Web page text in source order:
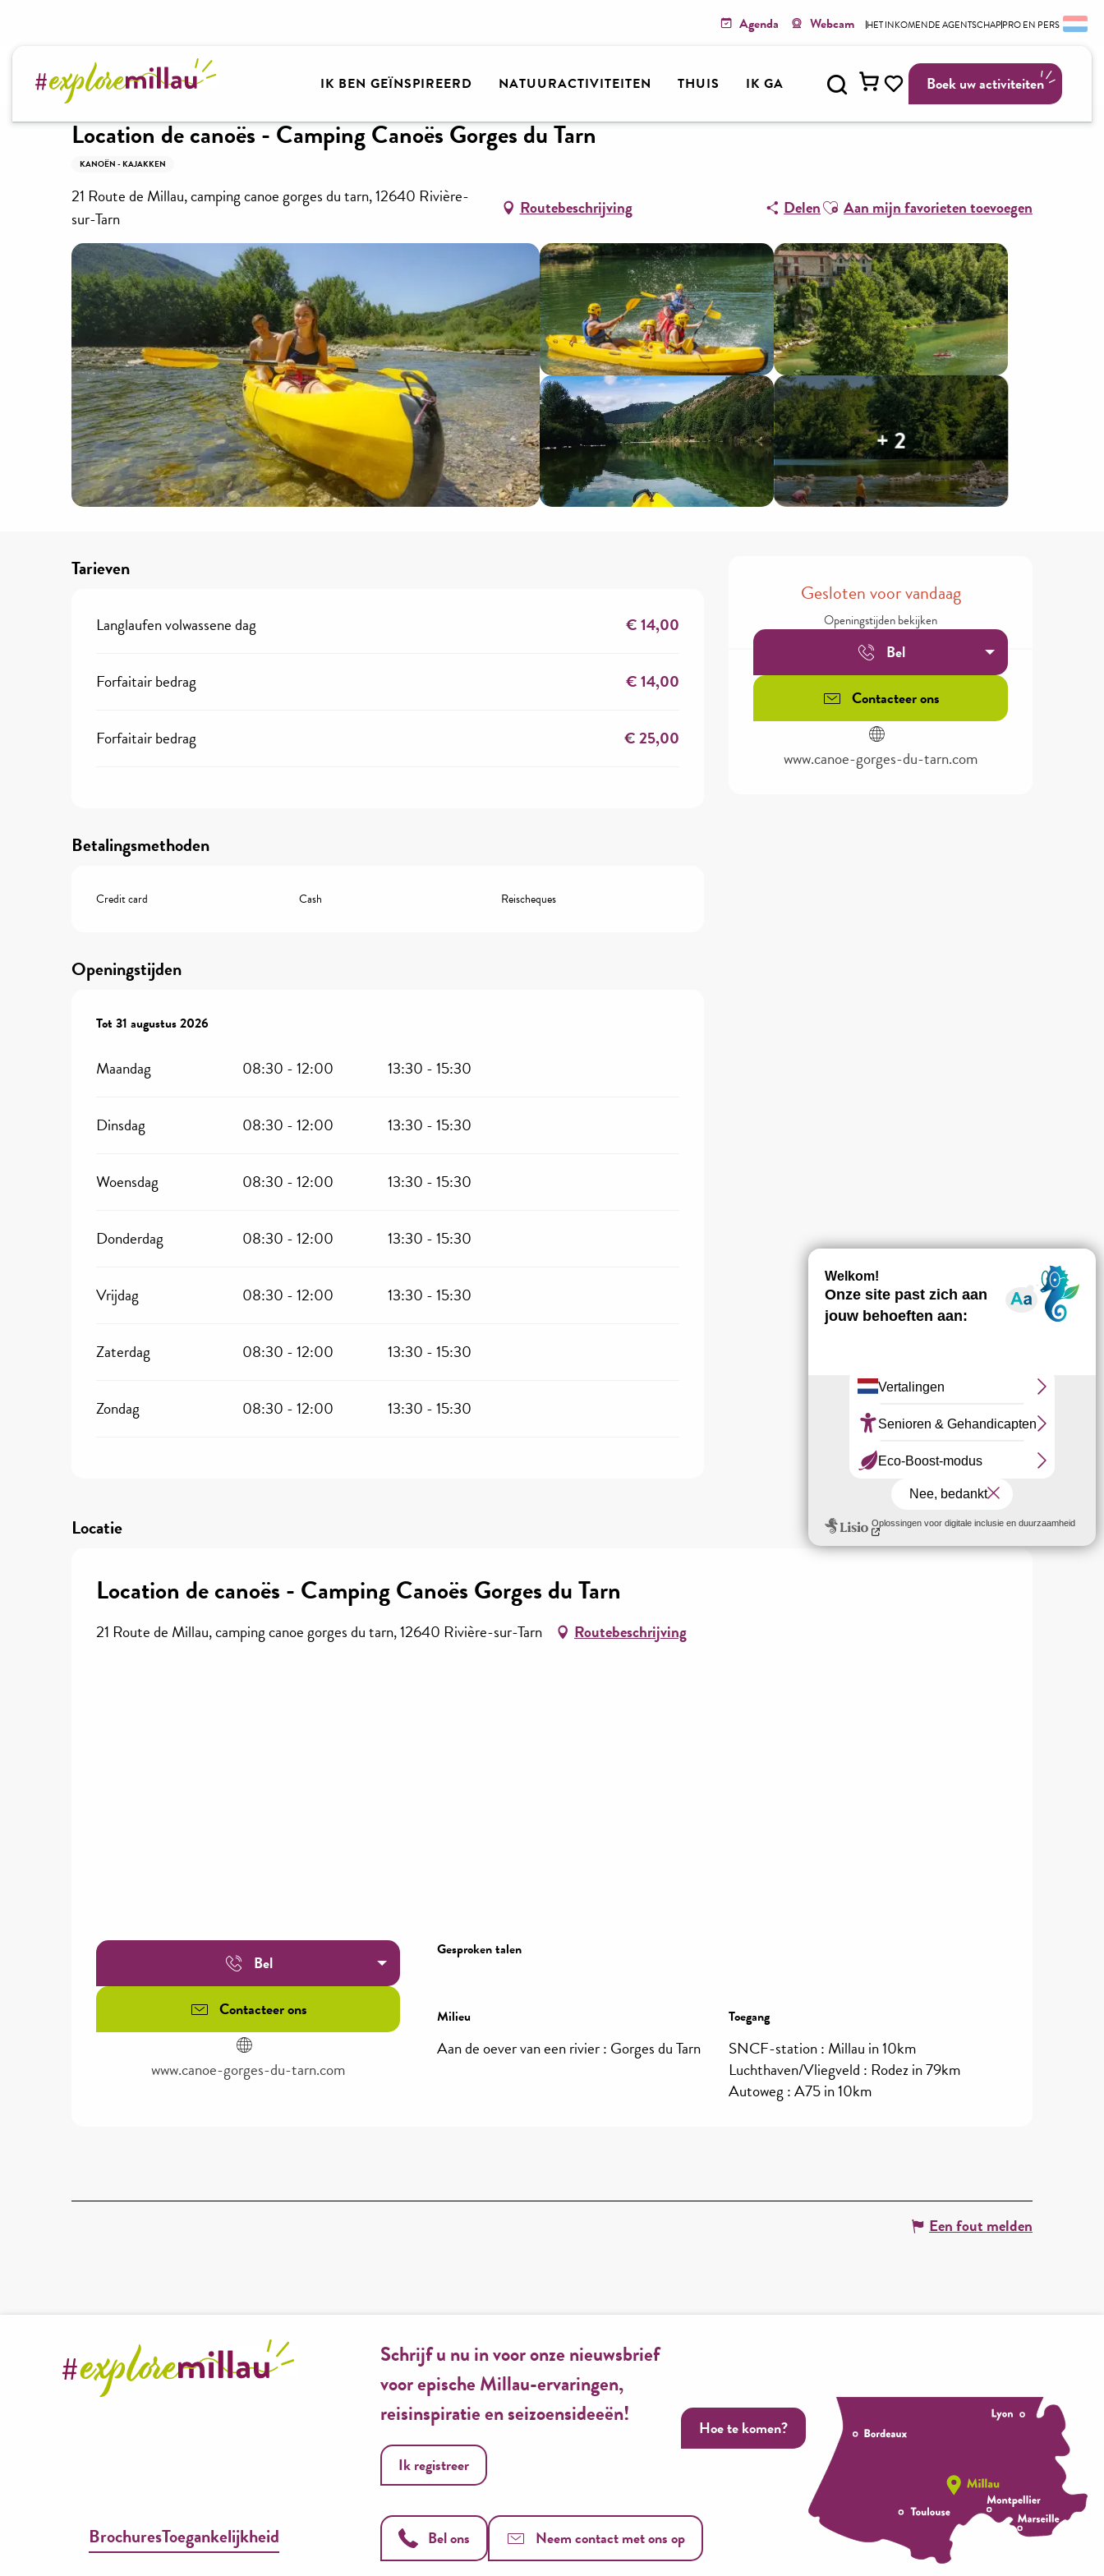
contenu
principal
Boek uw activiteiten
Voir les favoris
Zoek op
Agenda Webcam HET INKOMENDE AGENTSCHAPPRO EN PERS
IK BEN GEÏNSPIREERD NATUURACTIVITEITEN THUIS IK GA
Welkom bij Millau Grands Causses – Gorges du Tarn
Location de canoës - Camping Canoës Gorges du Tarn
KANOËN - KAJAKKEN
21 Route de Millau, camping canoe gorges du tarn, 12640 Rivière-
sur-Tarn
Routebeschrijving DelenAjouter aux favoris
Aan mijn favorieten toevoegen
+ 2
Openingstijden en
Gesloten voor vandaag
Openingstijden bekijken
Bel
Contacteer ons
www.canoe-gorges-du-tarn.com
Tarieven
Langlaufen volwassene dag € 14,00
Forfaitair bedrag € 14,00
Forfaitair bedrag € 25,00
Betalingsmethoden
Credit card Cash Reischeques
Openingstijden
Vanaf 25 april 2026tot
Tot 31 augustus 2026
Maandag 08:30 - 12:00 13:30 - 15:30
Dinsdag 08:30 - 12:00 13:30 - 15:30
Woensdag 08:30 - 12:00 13:30 - 15:30
Donderdag 08:30 - 12:00 13:30 - 15:30
Vrijdag 08:30 - 12:00 13:30 - 15:30
Zaterdag 08:30 - 12:00 13:30 - 15:30
Zondag 08:30 - 12:00 13:30 - 15:30
Locatie
Location de canoës - Camping Canoës Gorges du Tarn
21 Route de Millau, camping canoe gorges du tarn, 12640 Rivière-sur-Tarn Routebeschrijving
Bel
Contacteer ons
www.canoe-gorges-du-tarn.com
Gesproken talen
Gesproken talen
Milieu
Milieu
Aan de oever van een rivier : Gorges du Tarn
Toegang
Toegang
SNCF-station : Millau in 10km
Luchthaven/Vliegveld : Rodez in 79km
Autoweg : A75 in 10km
Een fout melden
BrochuresToegankelijkheid
Schrijf u nu in voor onze nieuwsbrief
voor epische Millau-ervaringen,
reisinspiratie en seizoensideeën!
Ik registreer
Bel ons Neem contact met ons op
Hoe te komen?